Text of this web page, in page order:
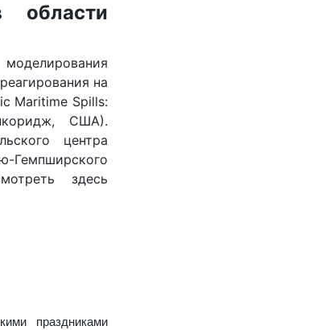
области
на
Maritime Spills:
США).
центра
Гемпширского
здесь
праздниками